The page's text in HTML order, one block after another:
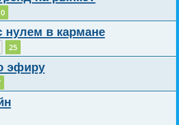
нулем в кармане
25
эфиру